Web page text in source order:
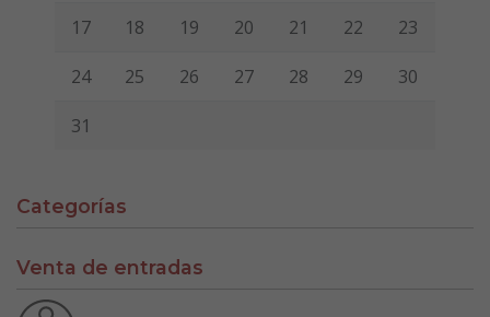
17 18 19 20 21 22 23
24 25 26 27 28 29 30
31
Categorías
Venta de entradas